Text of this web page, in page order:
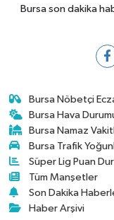
Bursa son dakika
Bursa Nöbetçi
Bursa Hava
Bursa Namaz
Bursa Trafik
Süper Lig Puan
Tüm Manşetler
Son Dakika
Haber Arşivi